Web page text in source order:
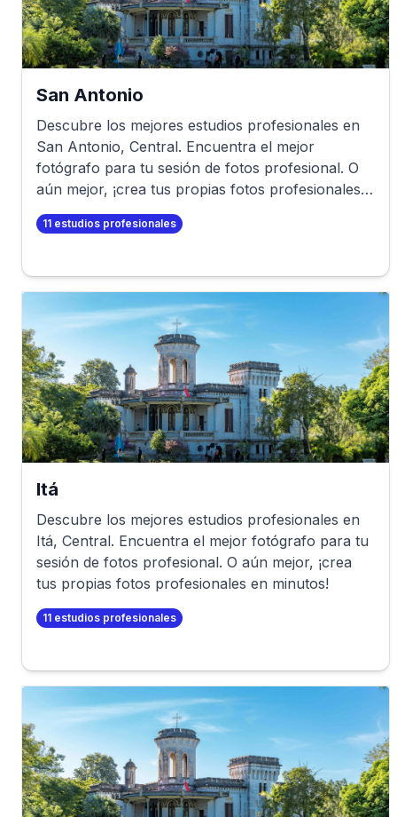
San Antonio
Descubre los mejores estudios profesionales en
San Antonio, Central. Encuentra el mejor
fotógrafo para tu sesión de fotos profesional. O
aún mejor, ¡crea tus propias fotos profesionales
en minutos!
11 estudios profesionales
Itá
Descubre los mejores estudios profesionales en
Itá, Central. Encuentra el mejor fotógrafo para tu
sesión de fotos profesional. O aún mejor, ¡crea
tus propias fotos profesionales en minutos!
11 estudios profesionales